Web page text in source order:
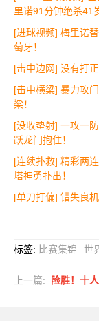
里诺91分钟绝杀41
[进球视频] 梅里诺
萄牙！
[击中边网] 没有打
[击中横梁] 暴力攻
梁！
[没收垫射] 一攻一
跃龙门抱住！
[连续扑救] 精彩两
塔神勇扑出！
[单刀打偏] 错失良
标签: 比赛集锦 世
上一篇: 险胜！十人英格兰3-2淘汰墨西哥